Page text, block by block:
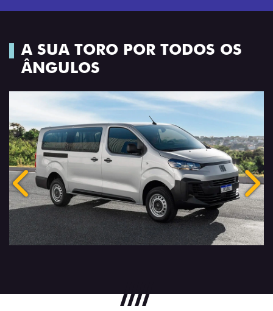
A SUA TORO POR TODOS OS
ÂNGULOS
Anterior